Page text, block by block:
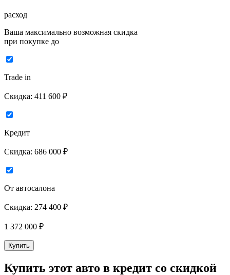
расход
Ваша максимально возможная скидка
при покупке до
Trade in
Скидка: 411 600 ₽
Кредит
Скидка: 686 000 ₽
От автосалона
Скидка: 274 400 ₽
1 372 000 ₽
Купить
Купить этот авто в кредит со скидкой